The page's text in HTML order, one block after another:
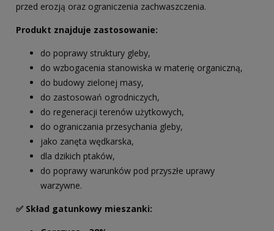
przed erozją oraz ograniczenia zachwaszczenia.
Produkt znajduje zastosowanie:
do poprawy struktury gleby,
do wzbogacenia stanowiska w materię organiczną,
do budowy zielonej masy,
do zastosowań ogrodniczych,
do regeneracji terenów użytkowych,
do ograniczania przesychania gleby,
jako zanęta wędkarska,
dla dzikich ptaków,
do poprawy warunków pod przyszłe uprawy
warzywne.
✅ Skład gatunkowy mieszanki: